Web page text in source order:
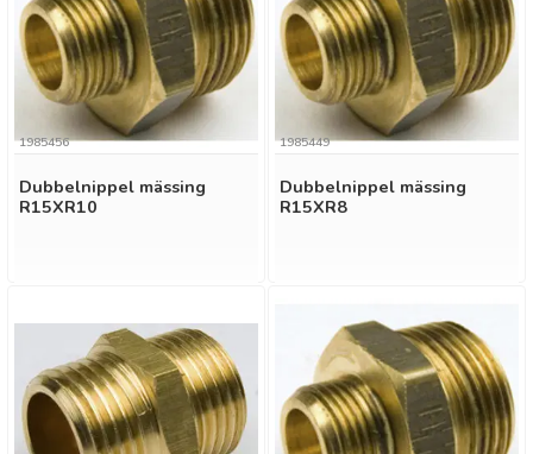
Dubbelnippel mässing
R15XR10
1985456
Dubbelnippel mässing
R15XR8
1985449